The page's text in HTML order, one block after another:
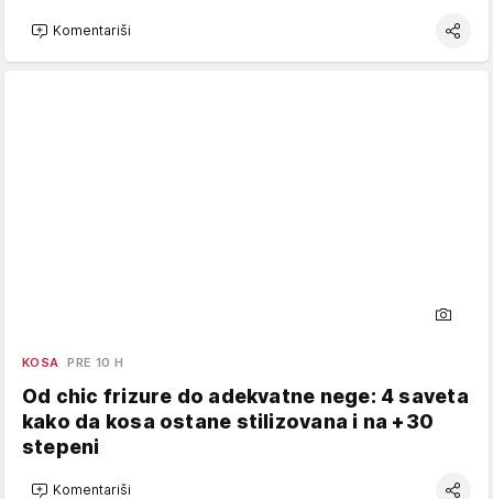
Komentariši
KOSA PRE 10 H
Od chic frizure do adekvatne nege: 4 saveta
kako da kosa ostane stilizovana i na +30
stepeni
Komentariši